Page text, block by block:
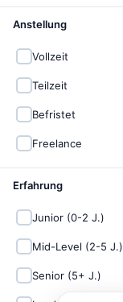
Anstellung
Vollzeit
Teilzeit
Befristet
Freelance
Erfahrung
Junior (0-2 J.)
Mid-Level (2-5 J.)
Senior (5+ J.)